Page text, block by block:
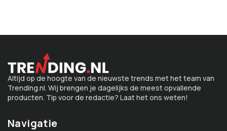
Altijd op de hoogte van de nieuwste trends met het team van
Trending.nl. Wij brengen je dagelijks de meest opvallende
producten. Tip voor de redactie? Laat het ons weten!
Navigatie